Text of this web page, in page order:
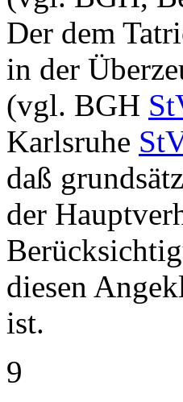
Der dem
in der
(vgl. BGH
Karlsruhe
daß
der
diesen
ist.
9